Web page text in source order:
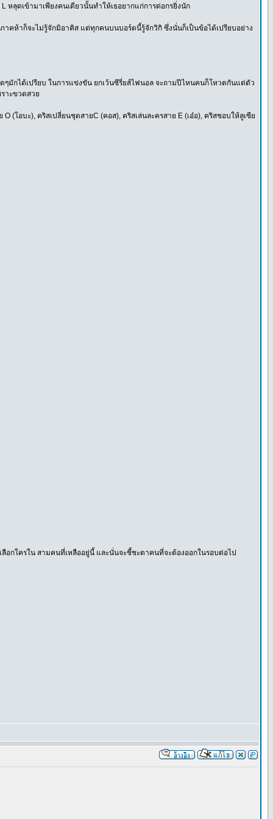
หลุดเข้ามาเพียงคนเดียวนั้นทำให้เธอยากแก่การต่อกรยิ่งนัก
าคห้าก็จะไม่รู้จักมิอาคิส แต่ทุกคนบนบอร์ดนี้รู้จักวิกิ ซึ่งนั่นก็เป็นข้อได้เปรียบอย่าง
ๆมักได้เปรียบ ในการแข่งขัน ยกเว้นซีรี่ยส์ไฟนอล จะถามปีไหนคนก็โหวตกันแต่ตัว
าะขวดสวย
(โอบะ), คริสเปลี่ยนชุดสายC (คอส), คริสเล่นละครสาย E (เอ๋อ), คริสชอบให้ลูเซีย
อกใครใน สามคนที่เหลืออยู่นี้ และนั่นจะชี้ชะตาคนที่จะต้องออกในรอบต่อไป